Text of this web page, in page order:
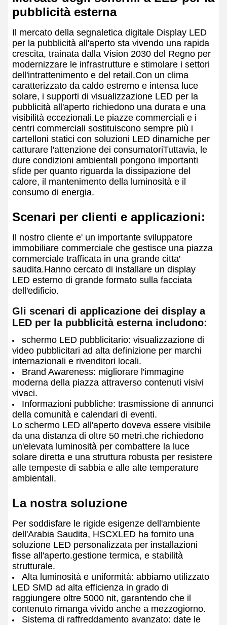
pubblicità esterna
Il mercato della segnaletica digitale Display LED
per la pubblicità all'aperto sta vivendo una rapida
crescita, trainata dalla Vision 2030 del Regno per
modernizzare le infrastrutture e stimolare i settori
dell'intrattenimento e del retail.Con un clima
caratterizzato da caldo estremo e intensa luce
solare, i supporti di visualizzazione LED per la
pubblicità all'aperto richiedono una durata e una
visibilità eccezionali.Le piazze commerciali e i
centri commerciali sostituiscono sempre più i
cartelloni statici con soluzioni LED dinamiche per
catturare l'attenzione dei consumatoriTuttavia, le
dure condizioni ambientali pongono importanti
sfide per quanto riguarda la dissipazione del
calore, il mantenimento della luminosità e il
consumo di energia.
Scenari per clienti e applicazioni:
Il nostro cliente e' un importante sviluppatore
immobiliare commerciale che gestisce una piazza
commerciale trafficata in una grande citta'
saudita.Hanno cercato di installare un display
LED esterno di grande formato sulla facciata
dell'edificio.
Gli scenari di applicazione dei display a
LED per la pubblicità esterna includono:
schermo LED pubblicitario: visualizzazione di
video pubblicitari ad alta definizione per marchi
internazionali e rivenditori locali.
Brand Awareness: migliorare l'immagine
moderna della piazza attraverso contenuti visivi
vivaci.
Informazioni pubbliche: trasmissione di annunci
della comunità e calendari di eventi.
Lo schermo LED all'aperto doveva essere visibile
da una distanza di oltre 50 metri.che richiedono
un'elevata luminosità per combattere la luce
solare diretta e una struttura robusta per resistere
alle tempeste di sabbia e alle alte temperature
ambientali.
La nostra soluzione
Per soddisfare le rigide esigenze dell'ambiente
dell'Arabia Saudita, HSCXLED ha fornito una
soluzione LED personalizzata per installazioni
fisse all'aperto.gestione termica, e stabilità
strutturale.
Alta luminosità e uniformità: abbiamo utilizzato
LED SMD ad alta efficienza in grado di
raggiungere oltre 5000 nit, garantendo che il
contenuto rimanga vivido anche a mezzogiorno.
Sistema di raffreddamento avanzato: date le